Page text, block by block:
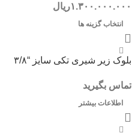
۱.۳۰۰.۰۰۰.۰۰۰ریال
انتخاب گزینه ها
بلوک زیر شیری تکی سایز “۳/۸
تماس بگیرید
اطلاعات بیشتر